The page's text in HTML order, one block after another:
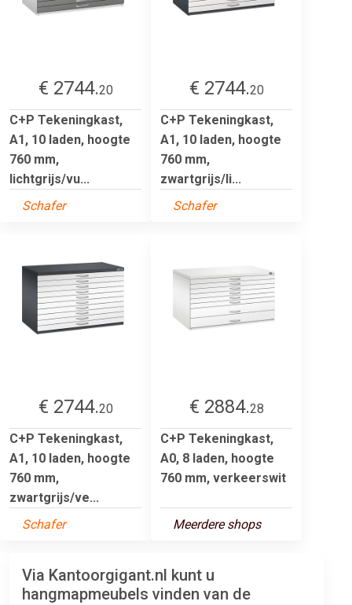
€ 2744.20
C+P Tekeningkast,
A1, 10 laden, hoogte
760 mm,
lichtgrijs/vu...
Schafer
€ 2744.20
C+P Tekeningkast,
A1, 10 laden, hoogte
760 mm,
zwartgrijs/li...
Schafer
€ 2744.20
C+P Tekeningkast,
A1, 10 laden, hoogte
760 mm,
zwartgrijs/ve...
Schafer
€ 2884.28
C+P Tekeningkast,
A0, 8 laden, hoogte
760 mm, verkeerswit
Meerdere shops
Via Kantoorgigant.nl kunt u
hangmapmeubels vinden van de